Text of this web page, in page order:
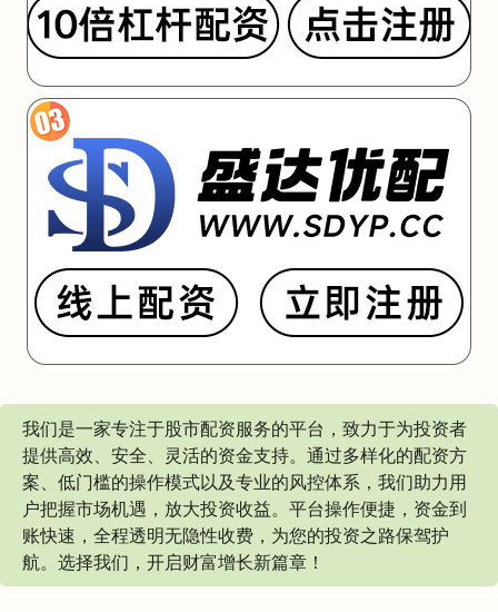
我们是一家专注于股市配资服务的平台，致力于为投资者
提供高效、安全、灵活的资金支持。通过多样化的配资方
案、低门槛的操作模式以及专业的风控体系，我们助力用
户把握市场机遇，放大投资收益。平台操作便捷，资金到
账快速，全程透明无隐性收费，为您的投资之路保驾护
航。选择我们，开启财富增长新篇章！